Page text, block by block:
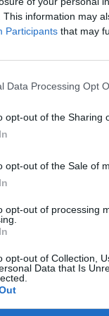
This information may
Participants that may
Data Processing Opt
opt-out of the Sharing
opt-out of the Sale of
opt-out of processing
opt-out of Collection,
Data that Is
10% fölé
OTP-ben! (4.)A
portfolio.hu
cikkarchívum
elmúlt 2 év napon
Előfizetés